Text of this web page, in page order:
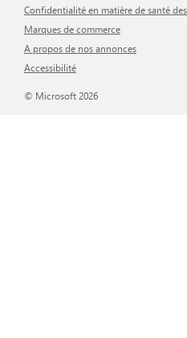
Confidentialité en matière de santé
Marques de commerce
A propos de nos annonces
Accessibilité
© Microsoft 2026